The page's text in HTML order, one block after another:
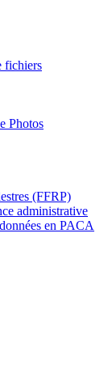
fichiers
Photos
(FFRP)
administrative
en PACA